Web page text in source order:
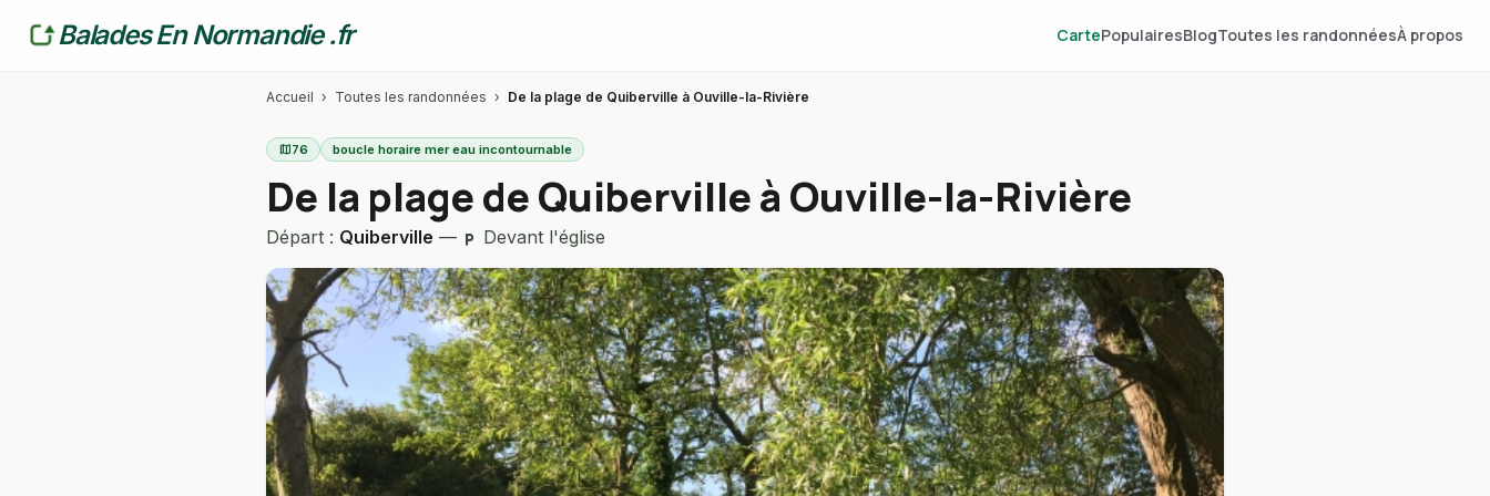
Balades En Normandie .fr CartePopulairesBlogToutes les randonnéesÀ propos
Accueil › Toutes les randonnées › De la plage de Quiberville à Ouville-la-Rivière
map76 boucle horaire mer eau incontournable
De la plage de Quiberville à Ouville-la-Rivière
Départ : Quiberville — local_parking Devant l'église